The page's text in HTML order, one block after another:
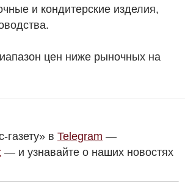
и кондитерские изделия,
цен ниже рыночных на
газету» в Telegram —
— и узнавайте о наших новостях